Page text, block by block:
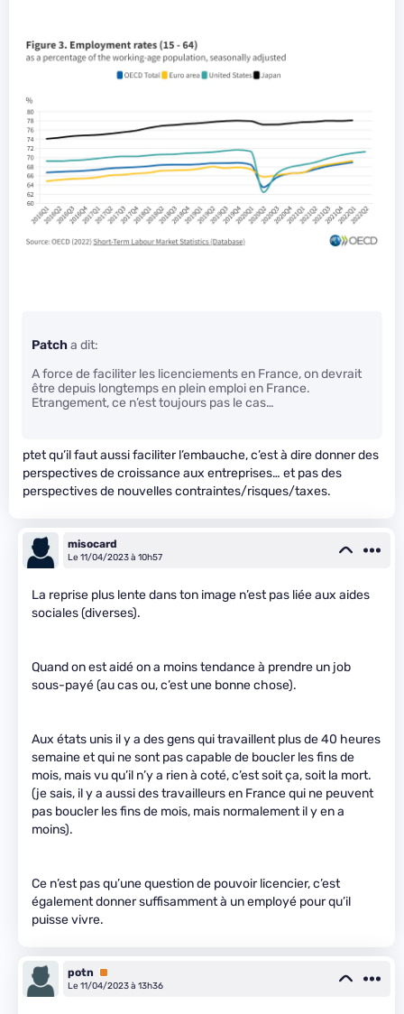
Patcha dit:
A force de faciliter les licenciements en France, on devrait
être depuis longtemps en plein emploi en France.
Etrangement, ce n’est toujours pas le cas…
ptet qu’il faut aussi faciliter l’embauche, c’est à dire donner des
perspectives de croissance aux entreprises… et pas des
perspectives de nouvelles contraintes/risques/taxes.
misocard
Le 11/04/2023 à 10h57
La reprise plus lente dans ton image n’est pas liée aux aides
sociales (diverses).
Quand on est aidé on a moins tendance à prendre un job
sous-payé (au cas ou, c’est une bonne chose).
Aux états unis il y a des gens qui travaillent plus de 40 heures
semaine et qui ne sont pas capable de boucler les fins de
mois, mais vu qu’il n’y a rien à coté, c’est soit ça, soit la mort.
(je sais, il y a aussi des travailleurs en France qui ne peuvent
pas boucler les fins de mois, mais normalement il y en a
moins).
Ce n’est pas qu’une question de pouvoir licencier, c’est
également donner suffisamment à un employé pour qu’il
puisse vivre.
potn
Premium
Le 11/04/2023 à 13h36